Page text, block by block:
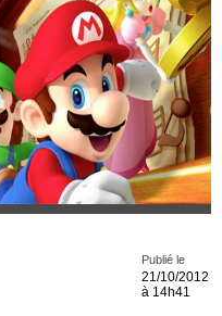
Publié le
21/10/2012
à 14h41